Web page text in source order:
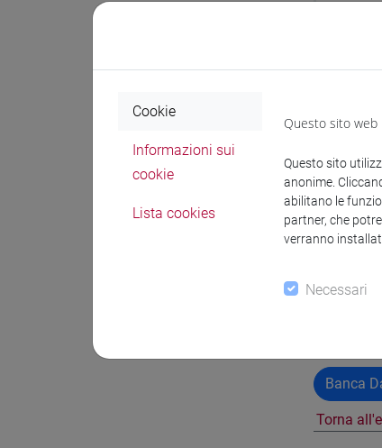
Banca
Torna
Cookie
Informazioni sui
cookie
Lista cookies
Questo sito web
Questo sito
anonime.
abilitano le
partner, che
verranno
Necessari